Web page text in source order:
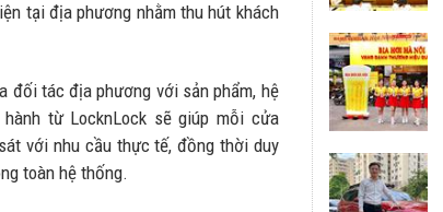
tại địa phương nhằm thu hút khách
đối tác địa phương với sản phẩm, hệ
từ LocknLock sẽ giúp mỗi cửa
với nhu cầu thực tế, đồng thời duy
toàn hệ thống.